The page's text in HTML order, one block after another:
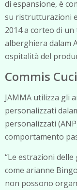
di espansione, è
su ristrutturazioni
2014 a corteo di
alberghiera dalam
ospitalità del
Commis
JAMMA utilizza gli
personalizzati
personalizzati
comportamento
“Le estrazioni
come arianne
non possono